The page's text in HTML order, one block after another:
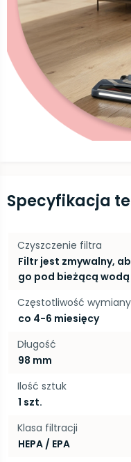
Specyfikacja
Czyszczenie filtra
Filtr jest zmywalny,
go pod bieżącą wodą
Częstotliwość wymiany
co 4-6 miesięcy
Długość
98 mm
Ilość sztuk
1 szt.
Klasa filtracji
HEPA / EPA